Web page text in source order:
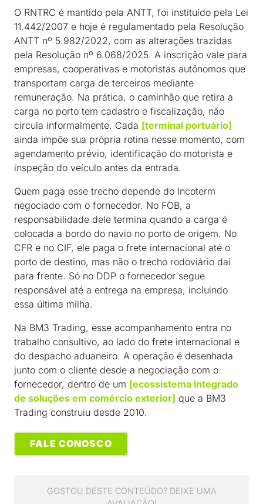
O RNTRC é mantido pela ANTT, foi instituído pela Lei
11.442/2007 e hoje é regulamentado pela Resolução
ANTT nº 5.982/2022, com as alterações trazidas
pela Resolução nº 6.068/2025. A inscrição vale para
empresas, cooperativas e motoristas autônomos que
transportam carga de terceiros mediante
remuneração. Na prática, o caminhão que retira a
carga no porto tem cadastro e fiscalização, não
circula informalmente. Cada [terminal portuário]
ainda impõe sua própria rotina nesse momento, com
agendamento prévio, identificação do motorista e
inspeção do veículo antes da entrada.
Quem paga esse trecho depende do Incoterm
negociado com o fornecedor. No FOB, a
responsabilidade dele termina quando a carga é
colocada a bordo do navio no porto de origem. No
CFR e no CIF, ele paga o frete internacional até o
porto de destino, mas não o trecho rodoviário daí
para frente. Só no DDP o fornecedor segue
responsável até a entrega na empresa, incluindo
essa última milha.
Na BM3 Trading, esse acompanhamento entra no
trabalho consultivo, ao lado do frete internacional e
do despacho aduaneiro. A operação é desenhada
junto com o cliente desde a negociação com o
fornecedor, dentro de um [ecossistema integrado
de soluções em comércio exterior] que a BM3
Trading construiu desde 2010.
FALE CONOSCO
GOSTOU DESTE CONTEÚDO? DEIXE UMA